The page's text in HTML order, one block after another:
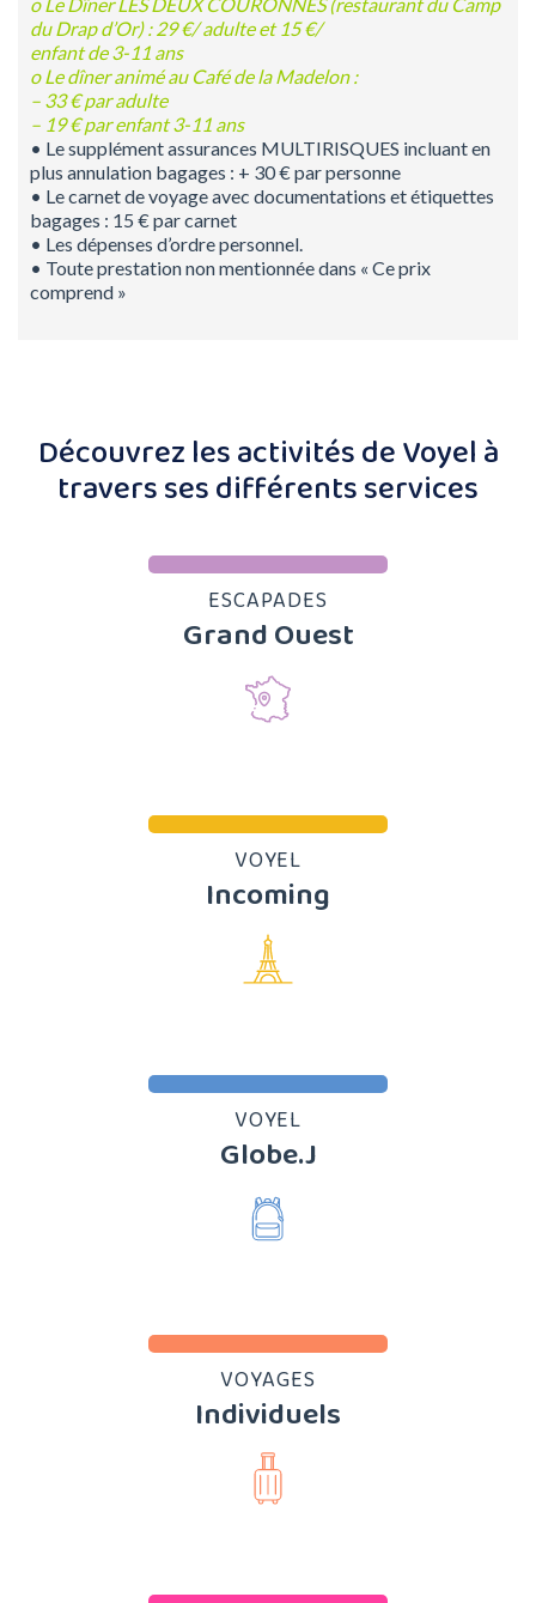
du Drap d’Or) : 29 €/ adulte et 15 €/
enfant de 3-11 ans
o Le dîner animé au Café de la Madelon :
– 33 € par adulte
– 19 € par enfant 3-11 ans
• Le supplément assurances MULTIRISQUES incluant en
plus annulation bagages : + 30 € par personne
• Le carnet de voyage avec documentations et étiquettes
bagages : 15 € par carnet
• Les dépenses d’ordre personnel.
• Toute prestation non mentionnée dans « Ce prix
comprend »
Découvrez les activités de Voyel à
travers ses différents services
ESCAPADES
Grand Ouest
VOYEL
Incoming
VOYEL
Globe.J
VOYAGES
Individuels